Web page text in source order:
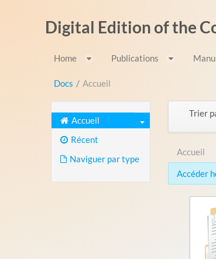
Digital Edition of the
Home Publications
Docs / Accueil
Accueil
Récent
Naviguer par type
Trier
Accueil
Accéder